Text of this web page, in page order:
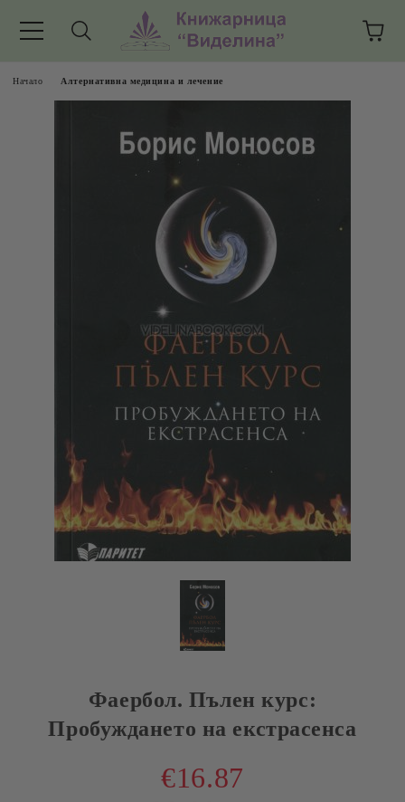
Начало Алтернативна медицина и лечение
Фаербол. Пълен курс:
Пробуждането на екстрасенса
€16.87